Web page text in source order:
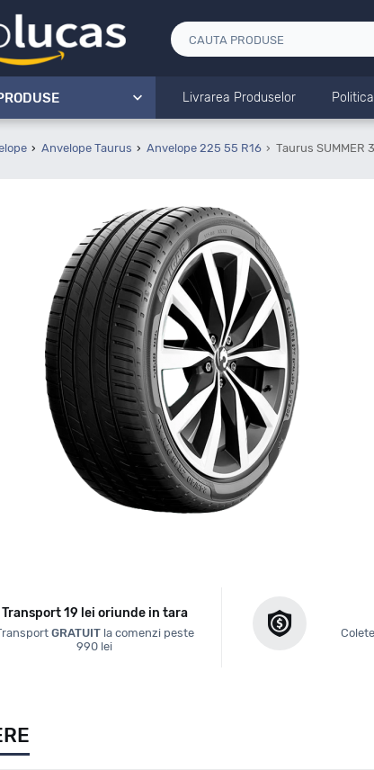
Livrarea Produselor
Anvelope Taurus Anvelope 225 55 R16 Taurus SUMMER
Transport 19 lei oriunde in tara
GRATUITla comenzi peste
990 lei